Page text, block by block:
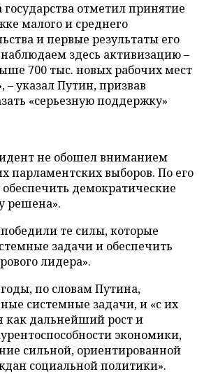
государства отметил принятие
малого и среднего
и первые результаты его
здесь активизацию –
700 тыс. новых рабочих мест
– указал Путин, призвав
«серьезную поддержку»
не обошел вниманием
парламентских выборов. По его
демократические
решена».
те силы, которые
задачи и обеспечить
лидера».
по словам Путина,
системные задачи, и «с их
как дальнейший рост и
экономики,
сильной, ориентированной
социальной политики».